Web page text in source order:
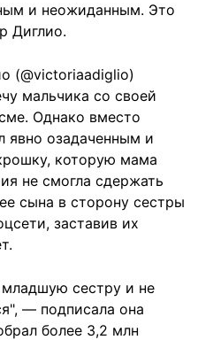
и неожиданным. Это
Диглио.
(@victoriaadiglio)
мальчика со своей
Однако вместо
явно озадаченным и
которую мама
не смогла сдержать
сына в сторону сестры
заставив их
сестру и не
— подписала она
более 3,2 млн